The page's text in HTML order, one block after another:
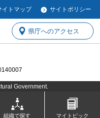
イトマップ サイトポリシー
県庁へのアクセス
Government.
組織で探す マイトピック